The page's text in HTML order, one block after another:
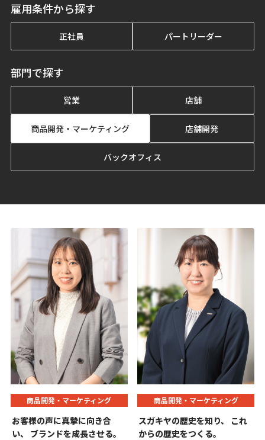
雇用条件から探す
正社員 パートリーダー
部門で探す
営業 店舗
商品開発・マーケティング 店舗開発
バックオフィス
商品開発・マーケティング
お客様の声に真摯に向き合
い、
ブランドを成長させる。
商品開発・マーケティング
スガキヤの歴史を知り、
これ
からの歴史をつくる。